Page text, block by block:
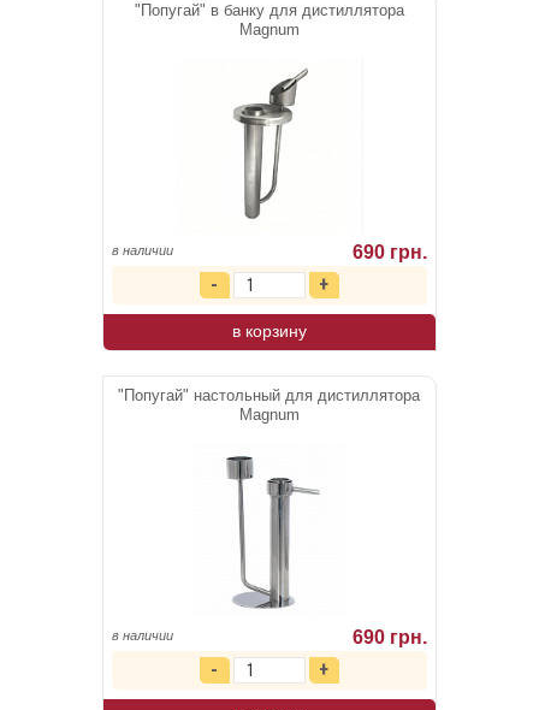
"Попугай" в банку для дистиллятора
Magnum
в наличии 690 грн.
в корзину
"Попугай" настольный для дистиллятора
Magnum
в наличии 690 грн.